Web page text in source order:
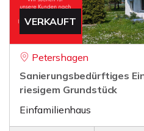
VERKAUFT
Petershagen
Sanierungsbedürftiges
riesigem Grundstück
Einfamilienhaus